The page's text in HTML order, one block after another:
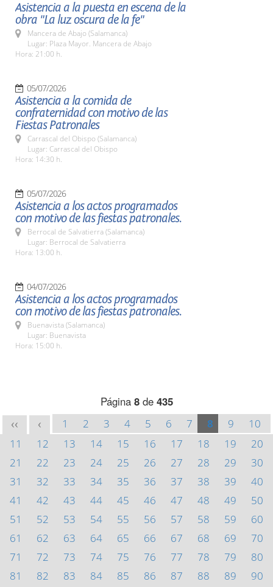
Asistencia a la puesta en escena de la
obra "La luz oscura de la fe"
Mancera de Abajo (Salamanca)
Lugar: Plaza Mayor. Mancera de Abajo
Hora: 21:00 h.
05/07/2026
Asistencia a la comida de
confraternidad con motivo de las
Fiestas Patronales
Carrascal del Obispo (Salamanca)
Lugar: Carrascal del Obispo
Hora: 14:30 h.
05/07/2026
Asistencia a los actos programados
con motivo de las fiestas patronales.
Berrocal de Salvatierra (Salamanca)
Lugar: Berrocal de Salvatierra
Hora: 13:00 h.
04/07/2026
Asistencia a los actos programados
con motivo de las fiestas patronales.
Buenavista (Salamanca)
Lugar: Buenavista
Hora: 15:00 h.
Página 8de 435
<< < 1 2 3 4 5 6 7 8 9
10
11
12 13 14 15 16 17 18 19
20
21
22 23 24 25 26 27 28 29
30
31
32 33 34 35 36 37 38 39
40
41
42 43 44 45 46 47 48 49
50
51
52 53 54 55 56 57 58 59
60
61
62 63 64 65 66 67 68 69
70
71
72 73 74 75 76 77 78 79
80
81
82 83 84 85 86 87 88 89
90